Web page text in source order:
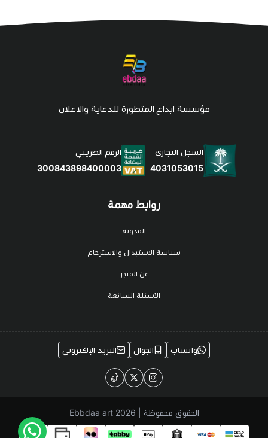
روابط مهمة
المدونة
سياسة الاستبدال والاسترجاع
عن المتجر
الأسئلة الشائعة
مؤسسة ابداع المتطورة للدعاية والاعلان
السجل التجاري
4031053015
الرقم الضريبي
300843898400003
واتساب الجوال البريد الإلكتروني
الحقوق محفوظة | 2026 Ebbdaa art